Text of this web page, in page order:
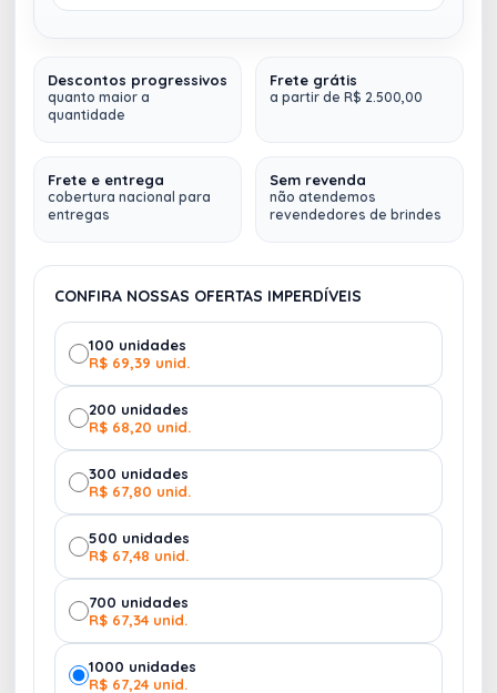
Balde de Gelo 7,5
O balde de gelo Pratic é uma ótima opção para
garrafas como de espumantes, vinhos, whisky
dentre outros.
Descontos progressivos
quanto maior a
quantidade
Frete grátis
a partir de R$ 2.500,00
Frete e entrega
cobertura nacional para
entregas
Sem revenda
não atendemos
revendedores de brindes
CONFIRA NOSSAS OFERTAS IMPERDÍVEIS
100 unidades
R$ 69,39 unid.
200 unidades
R$ 68,20 unid.
300 unidades
R$ 67,80 unid.
500 unidades
R$ 67,48 unid.
700 unidades
R$ 67,34 unid.
1000 unidades
R$ 67,24 unid.